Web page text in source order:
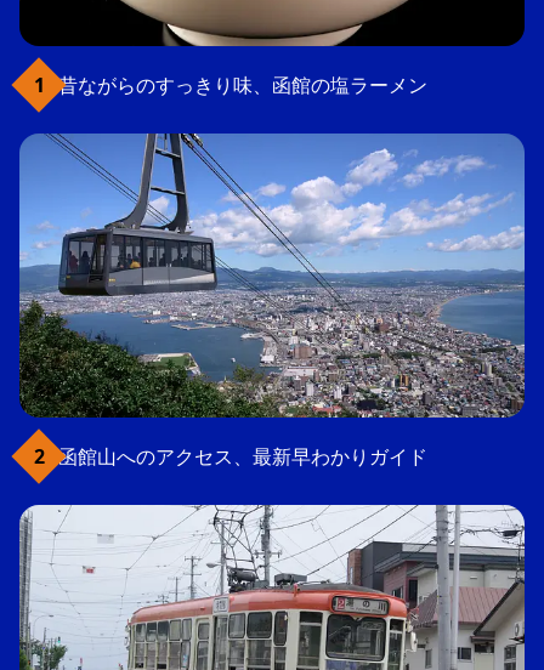
昔ながらのすっきり味、函館の塩ラーメン
函館山へのアクセス、最新早わかりガイド